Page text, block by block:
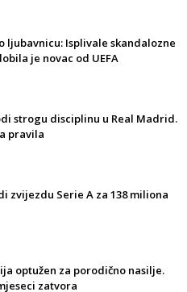
ljubavnicu: Isplivale skandalozne
je novac od UEFA
strogu disciplinu u Real Madrid.
pravila
zvijezdu Serie A za 138 miliona
optužen za porodično nasilje.
zatvora